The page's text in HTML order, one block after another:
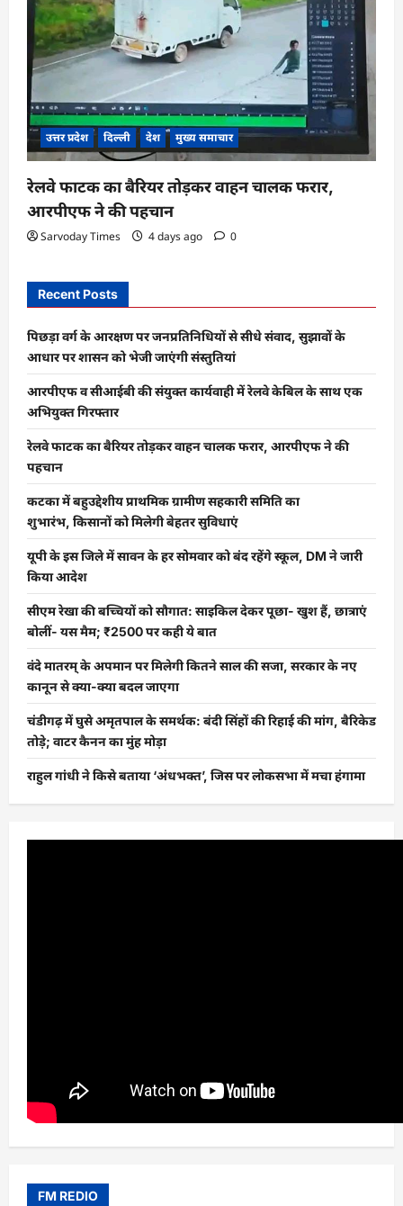
उत्तर प्रदेश दिल्ली देश मुख्य समाचार
रेलवे फाटक का बैरियर तोड़कर वाहन चालक फरार,
आरपीएफ ने की पहचान
Sarvoday Times 4 days ago 0
Recent Posts
पिछड़ा वर्ग के आरक्षण पर जनप्रतिनिधियों से सीधे संवाद, सुझावों के
आधार पर शासन को भेजी जाएंगी संस्तुतियां
आरपीएफ व सीआईबी की संयुक्त कार्यवाही में रेलवे केबिल के साथ एक
अभियुक्त गिरफ्तार
रेलवे फाटक का बैरियर तोड़कर वाहन चालक फरार, आरपीएफ ने की
पहचान
कटका में बहुउद्देशीय प्राथमिक ग्रामीण सहकारी समिति का
शुभारंभ, किसानों को मिलेगी बेहतर सुविधाएं
यूपी के इस जिले में सावन के हर सोमवार को बंद रहेंगे स्कूल, DM ने जारी
किया आदेश
सीएम रेखा की बच्चियों को सौगात: साइकिल देकर पूछा- खुश हैं, छात्राएं
बोलीं- यस मैम; ₹2500 पर कही ये बात
वंदे मातरम् के अपमान पर मिलेगी कितने साल की सजा, सरकार के नए
कानून से क्या-क्या बदल जाएगा
चंडीगढ़ में घुसे अमृतपाल के समर्थक: बंदी सिंहों की रिहाई की मांग, बैरिकेड
तोड़े; वाटर कैनन का मुंह मोड़ा
राहुल गांधी ने किसे बताया ‘अंधभक्त’, जिस पर लोकसभा में मचा हंगामा
FM REDIO